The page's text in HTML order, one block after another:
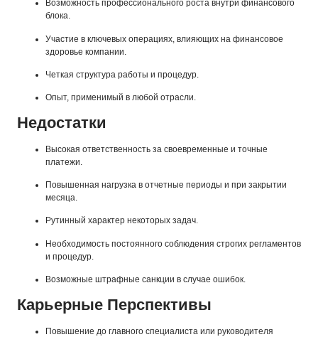
Возможность профессионального роста внутри финансового
блока.
Участие в ключевых операциях, влияющих на финансовое
здоровье компании.
Четкая структура работы и процедур.
Опыт, применимый в любой отрасли.
Недостатки
Высокая ответственность за своевременные и точные
платежи.
Повышенная нагрузка в отчетные периоды и при закрытии
месяца.
Рутинный характер некоторых задач.
Необходимость постоянного соблюдения строгих регламентов
и процедур.
Возможные штрафные санкции в случае ошибок.
Карьерные Перспективы
Повышение до главного специалиста или руководителя